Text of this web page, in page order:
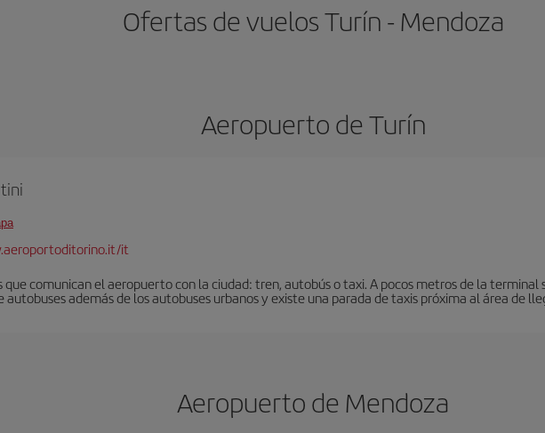
Ofertas de vuelos Turín - Mendoza
Aeropuerto de Turín
it
que comunican el aeropuerto con la ciudad: tren, autobús o taxi. A pocos metros de la
autobuses además de los autobuses urbanos y existe una parada de taxis próxima al área de
Aeropuerto de Mendoza